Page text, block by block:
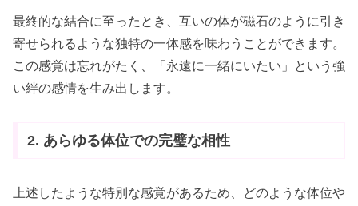
最終的な結合に至ったとき、互いの体が磁石のように引き
寄せられるような独特の一体感を味わうことができます。
この感覚は忘れがたく、「永遠に一緒にいたい」という強
い絆の感情を生み出します。
2. あらゆる体位での完璧な相性
上述したような特別な感覚があるため、どのような体位や